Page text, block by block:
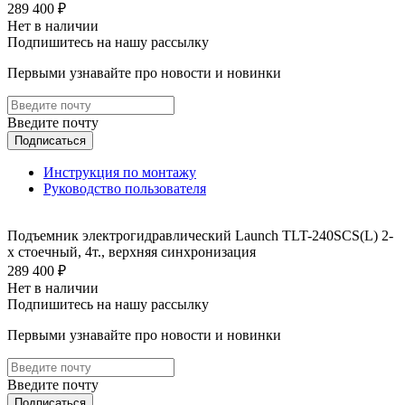
289 400 ₽
Нет в наличии
Подпишитесь на нашу рассылку
Первыми узнавайте про новости и новинки
Введите почту
Подписаться
Инструкция по монтажу
Руководство пользователя
Подъемник электрогидравлический Launch TLT-240SCS(L) 2-
х стоечный, 4т., верхняя синхронизация
289 400 ₽
Нет в наличии
Подпишитесь на нашу рассылку
Первыми узнавайте про новости и новинки
Введите почту